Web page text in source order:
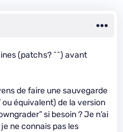
(patchs? ^^) avant
de faire une sauvegarde
équivalent) de la version
si besoin ? Je n’ai
ne connais pas les